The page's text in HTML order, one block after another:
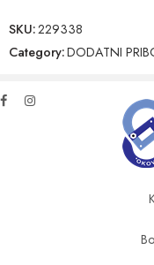
SKU:229338
Category:DODATNI